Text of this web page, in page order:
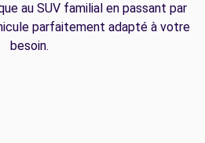
au SUV familial en passant par
parfaitement adapté à votre
besoin.